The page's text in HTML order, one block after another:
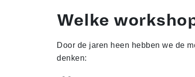
Welke
Door de jaren heen hebben we de
denken: